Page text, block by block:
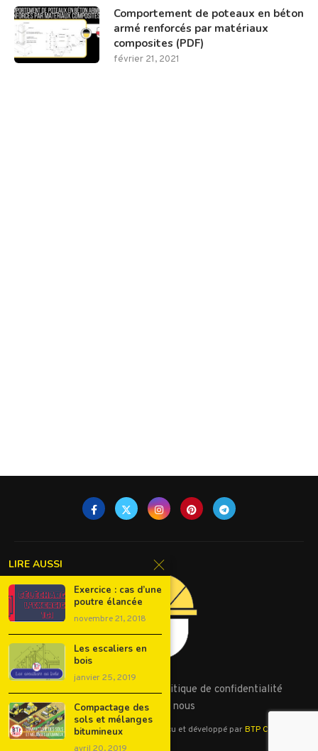
Comportement de poteaux en béton
armé renforcés par matériaux
composites (PDF)
février 21, 2021
Conditions d’utilisation
Politique de confidentialité
Contactez nous
©2023 - Tous droits réservés. Conçu et développé parBTP Cours
LIRE AUSSI
Exercice : cas d’une
poutre élancée
novembre 21, 2018
Les escaliers en
bois
janvier 25, 2019
Compactage des
sols et mélanges
bitumineux